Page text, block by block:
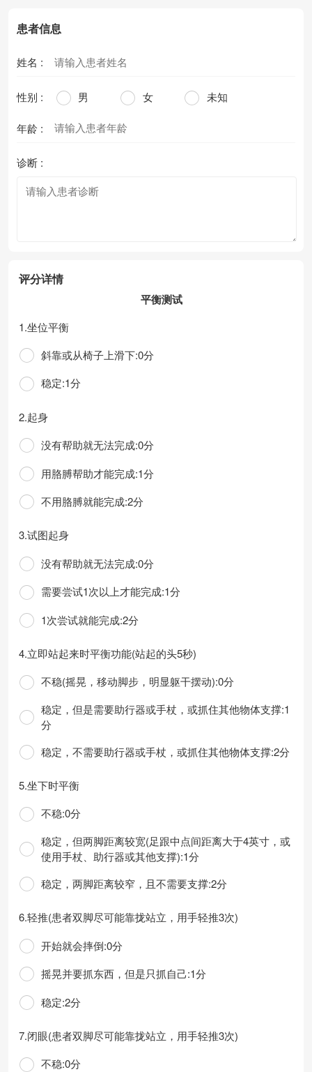
患者信息
姓名 :
性别 : 男 女 未知
年龄 :
诊断 :
评分详情
平衡测试
1.坐位平衡
斜靠或从椅子上滑下:0分
稳定:1分
2.起身
没有帮助就无法完成:0分
用胳膊帮助才能完成:1分
不用胳膊就能完成:2分
3.试图起身
没有帮助就无法完成:0分
需要尝试1次以上才能完成:1分
1次尝试就能完成:2分
4.立即站起来时平衡功能(站起的头5秒)
不稳(摇晃，移动脚步，明显躯干摆动):0分
稳定，但是需要助行器或手杖，或抓住其他物体支撑:1
分
稳定，不需要助行器或手杖，或抓住其他物体支撑:2分
5.坐下时平衡
不稳:0分
稳定，但两脚距离较宽(足跟中点间距离大于4英寸，或
使用手杖、助行器或其他支撑):1分
稳定，两脚距离较窄，且不需要支撑:2分
6.轻推(患者双脚尽可能靠拢站立，用手轻推3次)
开始就会摔倒:0分
摇晃并要抓东西，但是只抓自己:1分
稳定:2分
7.闭眼(患者双脚尽可能靠拢站立，用手轻推3次)
不稳:0分